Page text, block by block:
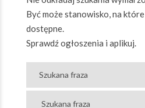
Być może stanowisko, na
dostępne.
Sprawdź ogłoszenia i aplikuj.